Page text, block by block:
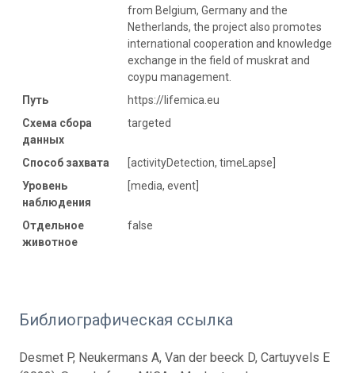
from Belgium, Germany and the
Netherlands, the project also promotes
international cooperation and knowledge
exchange in the field of muskrat and
coypu management.
Путь
https://lifemica.eu
Схема сбора
данных
targeted
Способ захвата
[activityDetection, timeLapse]
Уровень
наблюдения
[media, event]
Отдельное
животное
false
Библиографическая ссылка
Desmet P, Neukermans A, Van der beeck D, Cartuyvels E